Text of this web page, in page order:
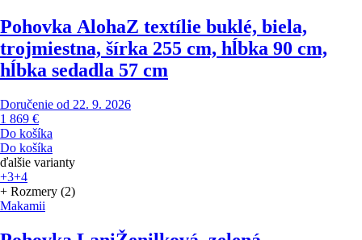
Pohovka AlohaZ textílie buklé, biela,
trojmiestna, šírka 255 cm, hĺbka 90 cm,
hĺbka sedadla 57 cm
Doručenie od 22. 9. 2026
1 869 €
Do košíka
Do košíka
ďalšie varianty
+3+4
+ Rozmery (2)
Makamii